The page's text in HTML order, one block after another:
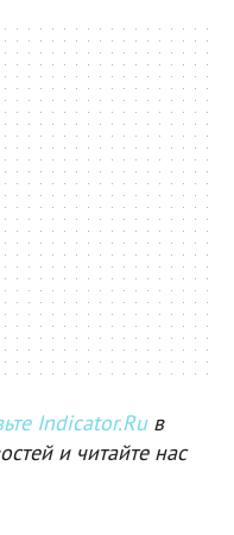
Indicator.Ruв
и читайте нас